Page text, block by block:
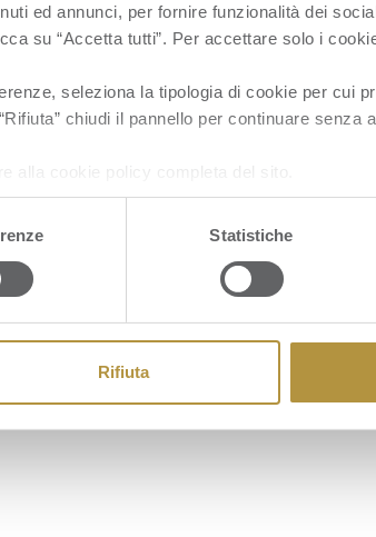
ed annunci, per fornire funzionalità dei
su “Accetta tutti”. Per accettare solo i
seleziona la tipologia di cookie per cui
chiudi il pannello per continuare senza
alla cookie policy completa del sito.
Statistiche
Rifiuta